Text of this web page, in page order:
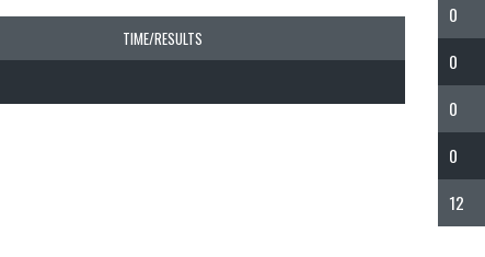
TIME/RESULTS
0
0
0
0
12